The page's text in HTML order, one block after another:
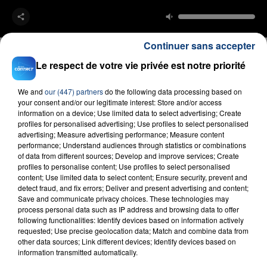
FIL D'ACTU
23 juillet 2026
INCENDIE MORTEL À LENS : UNE FEMME ET
SON BÉBÉ ENTRE LA VIE ET LA...
Un homme s'est immolé par le feu après avoir
Le respect de votre vie privée est notre priorité
We and our (447) partnersdo the following data processing based on
your consent and/or our legitimate interest: Store and/or access
information on a device; Use limited data to select advertising; Create
profiles for personalised advertising; Use profiles to select personalised
advertising; Measure advertising performance; Measure content
performance; Understand audiences through statistics or combinations
of data from different sources; Develop and improve services; Create
profiles to personalise content; Use profiles to select personalised
content; Use limited data to select content; Ensure security, prevent and
detect fraud, and fix errors; Deliver and present advertising and content;
Save and communicate privacy choices. These technologies may
process personal data such as IP address and browsing data to offer
following functionalities: Identify devices based on information actively
requested; Use precise geolocation data; Match and combine data from
other data sources; Link different devices; Identify devices based on
information transmitted automatically.
Continuer sans accepter